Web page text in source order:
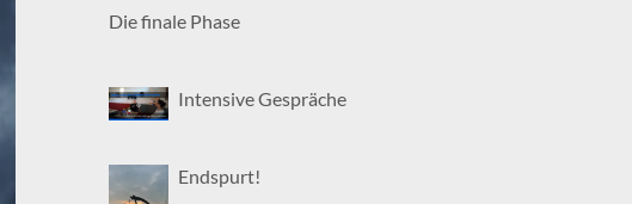
Die finale Phase
Intensive Gespräche
Endspurt!